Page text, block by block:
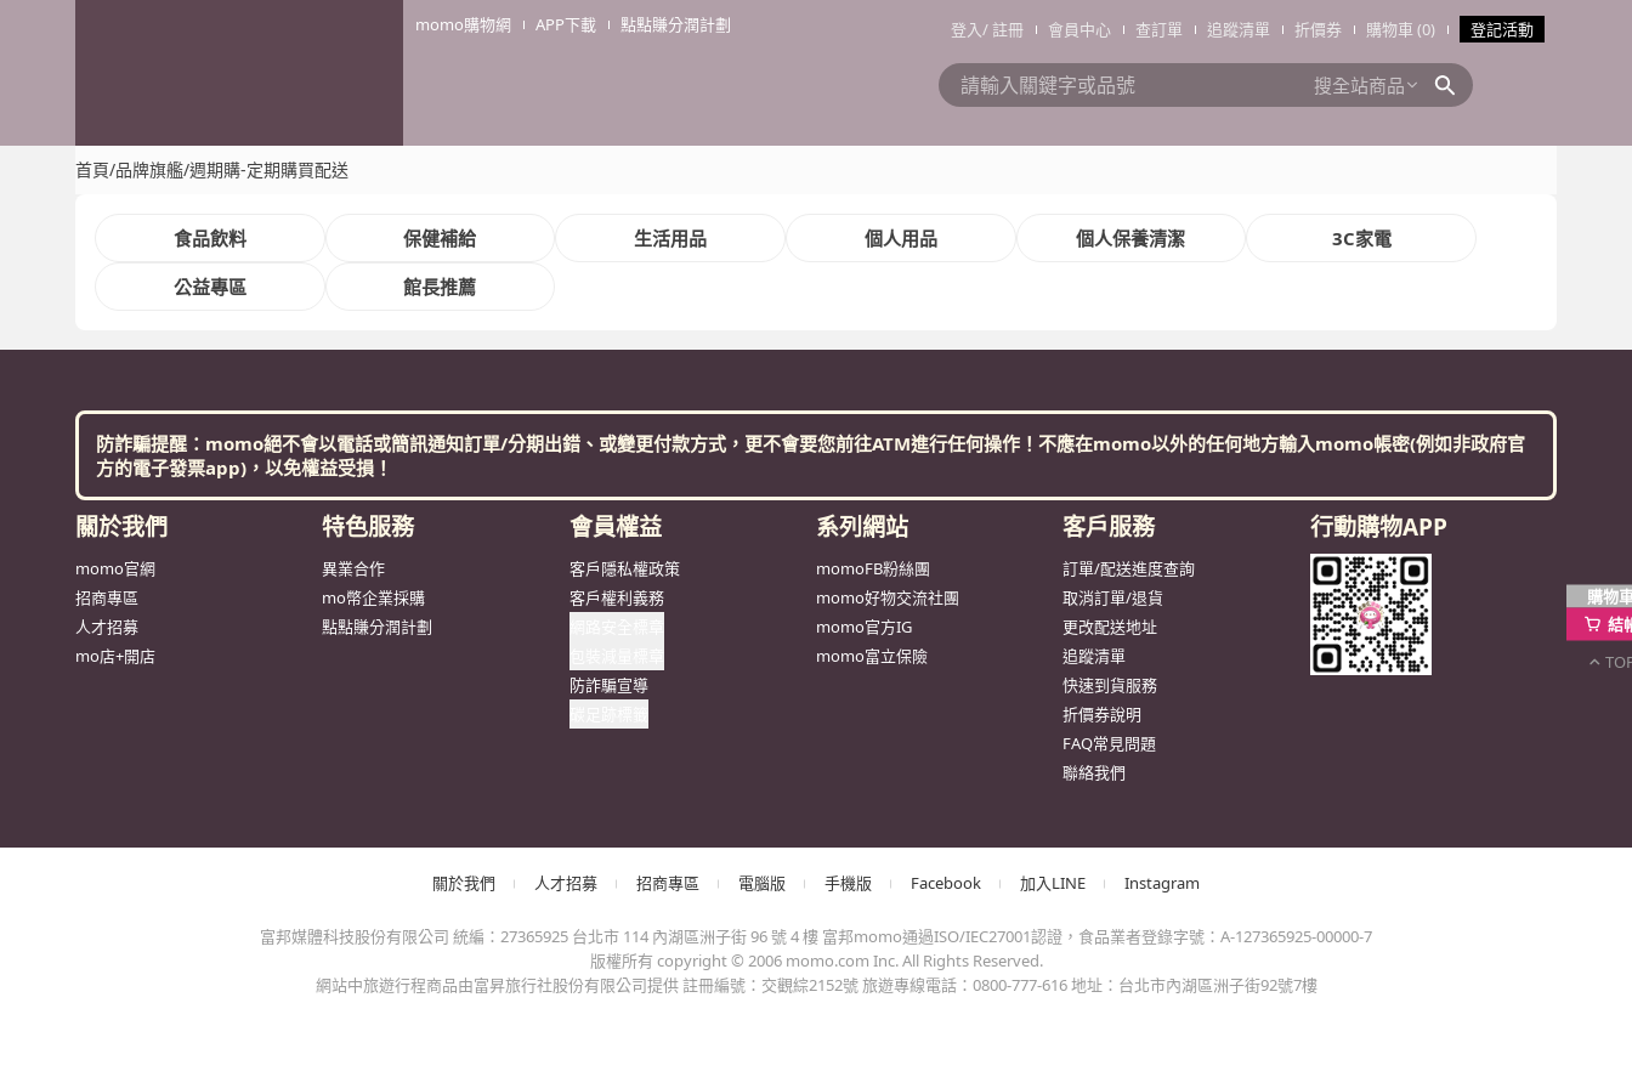
momo購物網 APP下載 點點賺分潤計劃 登入/註冊 會員中心 查訂單 追蹤清單 折價券 購物車 (0) 登記活動
搜全站商品
首頁/品牌旗艦/週期購-定期購買配送
食品飲料 保健補給 生活用品 個人用品 個人保養清潔
3C家電
公益專區
館長推薦
購物
結
防詐騙提醒：momo絕不會以電話或簡訊通知訂單/分期出錯、或變更付款方式，更不會要您前往ATM進行任何操作！不應在momo以外的任何地方輸入momo帳密(例如非政府官
方的電子發票app)，以免權益受損！
關於我們
momo官網
招商專區
人才招募
mo店+開店
特色服務
異業合作
mo幣企業採購
點點賺分潤計劃
會員權益
客戶隱私權政策
客戶權利義務
防詐騙宣導
系列網站
momoFB粉絲團
momo好物交流社團
momo官方IG
momo富立保險
客戶服務
訂單/配送進度查詢
取消訂單/退貨
更改配送地址
追蹤清單
快速到貨服務
折價券說明
FAQ常見問題
聯絡我們
行動購物APP
關於我們 人才招募 招商專區 電腦版 手機版 Facebook 加入LINE Instagram
富邦媒體科技股份有限公司 統編：27365925 台北市 114 內湖區洲子街 96 號 4 樓 富邦momo通過ISO/IEC27001認證，食品業者登錄字號：A-127365925-00000-7
版權所有 copyright © 2006 momo.com Inc. All Rights Reserved.
網站中旅遊行程商品由富昇旅行社股份有限公司提供 註冊編號：交觀綜2152號 旅遊專線電話：0800-777-616 地址：台北市內湖區洲子街92號7樓